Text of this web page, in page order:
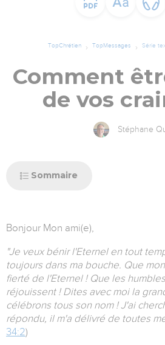
TopChrétien TopMessages Série
Comment
de vos
Stéphane
Sommaire
Bonjour Mon ami(e),
"Je veux bénir l'Eternel en tout
toujours dans ma bouche. Que
fierté de l'Eternel ! Que les
réjouissent ! Dites avec moi la
célébrons tous son nom ! J'ai
répondu, il m'a délivré de toutes
34:2)